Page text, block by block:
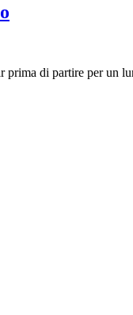
di partire per un